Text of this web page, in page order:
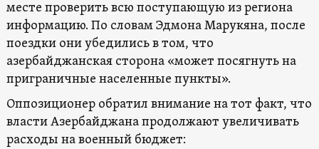
месте проверить всю поступающую из региона
информацию. По словам Эдмона Марукяна, после
поездки они убедились в том, что
азербайджанская сторона «может посягнуть на
приграничные населенные пункты».
Оппозиционер обратил внимание на тот факт, что
власти Азербайджана продолжают увеличивать
расходы на военный бюджет: